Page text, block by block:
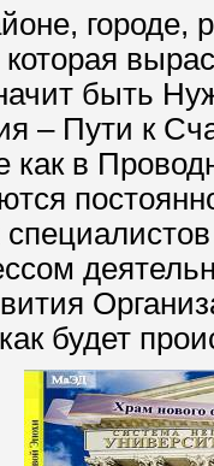
городе,
быть
– Пути к
в
будет